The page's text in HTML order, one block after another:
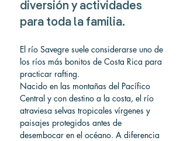
diversión y actividades
para toda la familia.
El río Savegre suele considerarse uno de
los ríos más bonitos de Costa Rica para
practicar rafting.
Nacido en las montañas del Pacífico
Central y con destino a la costa, el río
atraviesa selvas tropicales vírgenes y
paisajes protegidos antes de
desembocar en el océano. A diferencia